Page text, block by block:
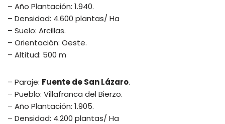
– Año Plantación: 1.940.
– Densidad: 4.600 plantas/ Ha
– Suelo: Arcillas.
– Orientación: Oeste.
– Altitud: 500 m
– Paraje: Fuente de San Lázaro.
– Pueblo: Villafranca del Bierzo.
– Año Plantación: 1.905.
– Densidad: 4.200 plantas/ Ha